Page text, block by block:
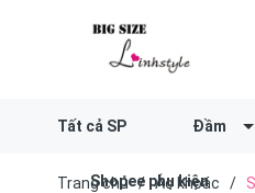
Tất cả SP Đầm
Shopee phụ kiện
Trang chủ / Áo khoác /